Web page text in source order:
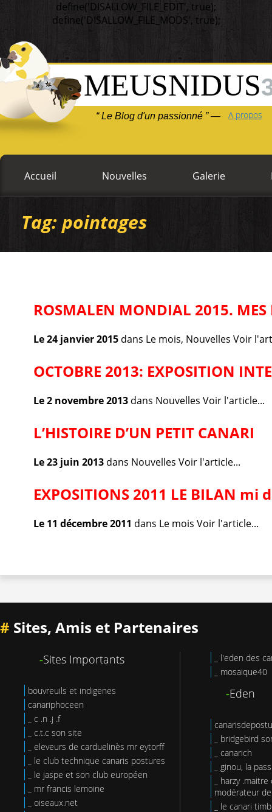
define('DISALLOW_FILE_EDIT', true);
define('DISALLOW_FILE_MODS', true);
MEUSNIDUS
“ Le Blog d'un passionné ” — A propos
Accueil Nouvelles Galerie
Tag: pointages
ROSMALEN MONDIAL 2015. MES
Le 24 janvier 2015 dans Le mois, Nouvelles Voir
OCTOBRE 2013: EXPOSITION
Le 2 novembre 2013 dans Nouvelles Voir l'article...
L’HISTOIRE D’UN PETIT CANARI
Le 23 juin 2013 dans Nouvelles Voir l'article...
EXPOSITIONS 2011 LE BILAN mi
Le 11 décembre 2011 dans Le mois Voir l'article...
# Sites, Amis et Partenaires
-Sites Importants
bouvreuils et indigenes
canariphoceen
_ c .n .j .f
_ c.t.c son site
_ eleveurs de carduelinès mr eytorff
_ le club technique canaris postures
_ le jaspe et son club européen
_ mr francis lemoine
_ oiseaux.net
_ l'eden des
_ mosaique40
-Eden
_ bridgebird
_ canarich
_ ginou, la
_ harzy
modérateur
_ le canari